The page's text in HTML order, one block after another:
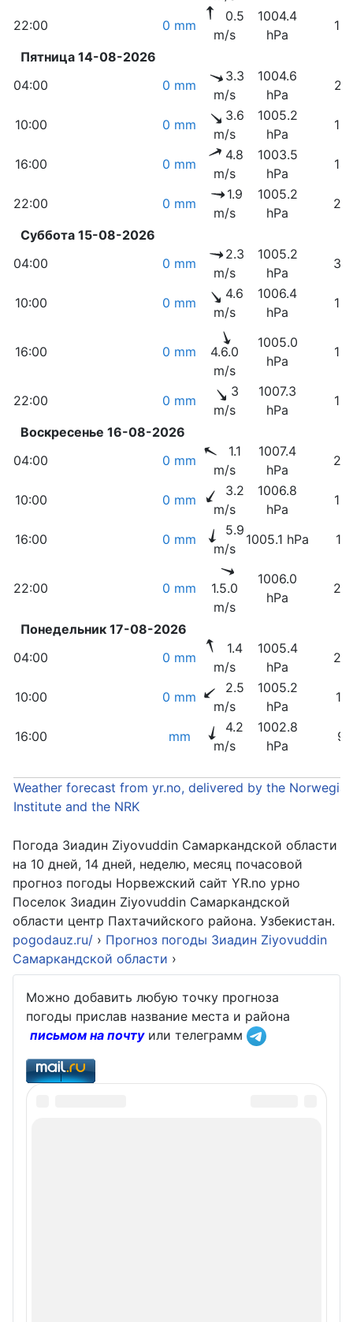
22:00 0 mm
0.5
m/s
1004.4
hPa
Пятница 14-08-2026
04:00
0 mm
3.3
m/s
1004.6
hPa
10:00 0 mm
3.6
m/s
1005.2
hPa
16:00 0 mm
4.8
m/s
1003.5
hPa
22:00 0 mm
1.9
m/s
1005.2
hPa
Суббота 15-08-2026
04:00
0 mm
2.3
m/s
1005.2
hPa
10:00 0 mm
4.6
m/s
1006.4
hPa
16:00 0 mm
4.6.0
m/s
1005.0
hPa
22:00 0 mm
3
m/s
1007.3
hPa
Воскресенье 16-08-2026
04:00
0 mm
1.1
m/s
1007.4
hPa
10:00 0 mm
3.2
m/s
1006.8
hPa
16:00 0 mm
5.9
m/s
1005.1 hPa
22:00 0 mm
1.5.0
m/s
1006.0
hPa
Понедельник 17-08-2026
04:00
0 mm
1.4
m/s
1005.4
hPa
10:00 0 mm
2.5
m/s
1005.2
hPa
16:00 mm
4.2
m/s
1002.8
hPa
Weather forecast from yr.no, delivered by the
Institute and the NRK
Погода Зиадин Ziyovuddin Самаркандской области
на 10 дней, 14 дней, неделю, месяц почасовой
прогноз погоды Норвежский сайт YR.no урно
Поселок Зиадин Ziyovuddin Самаркандской
области центр Пахтачийского района. Узбекистан.
pogodauz.ru/ › Прогноз погоды Зиадин Ziyovuddin
Самаркандской области ›
Можно добавить любую точку прогноза
погоды прислав название места и района
письмом на почтуили телеграмм